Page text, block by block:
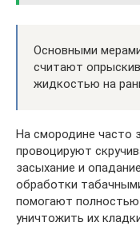
Основными
считают
жидкостью на
На смородине часто
провоцируют
засыхание и
обработки
помогают полностью
уничтожить их